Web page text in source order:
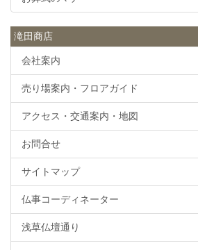
滝田商店
会社案内
売り場案内・フロアガイド
アクセス・交通案内・地図
お問合せ
サイトマップ
仏事コーディネーター
浅草仏壇通り